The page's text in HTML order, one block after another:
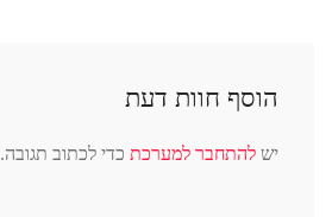
הוסף חוות דעת
יש להתחבר למערכת כדי לכתוב תגובה.